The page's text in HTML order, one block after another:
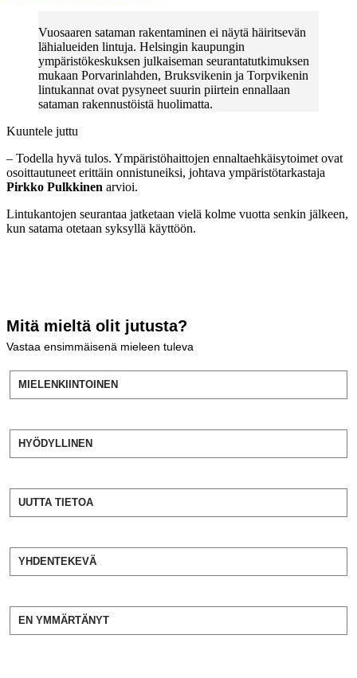
Vuosaaren sataman rakentaminen ei näytä häiritsevän
lähialueiden lintuja. Helsingin kaupungin
ympäristökeskuksen julkaiseman seurantatutkimuksen
mukaan Porvarinlahden, Bruksvikenin ja Torpvikenin
lintukannat ovat pysyneet suurin piirtein ennallaan
sataman rakennustöistä huolimatta.
Kuuntele juttu
– Todella hyvä tulos. Ympäristöhaittojen ennaltaehkäisytoimet ovat
osoittautuneet erittäin onnistuneiksi, johtava ympäristötarkastaja
Pirkko Pulkkinen arvioi.
Lintukantojen seurantaa jatketaan vielä kolme vuotta senkin jälkeen,
kun satama otetaan syksyllä käyttöön.
Mitä mieltä olit jutusta?
Vastaa ensimmäisenä mieleen tuleva
MIELENKIINTOINEN
HYÖDYLLINEN
UUTTA TIETOA
YHDENTEKEVÄ
EN YMMÄRTÄNYT